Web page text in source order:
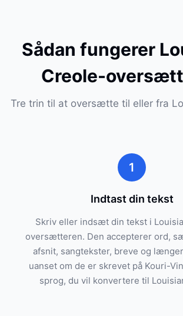
Sådan fungerer
Creole-
Tre trin til at oversætte til eller fra
1
Indtast din tekst
Skriv eller indsæt din tekst i
oversætteren. Den accepterer ord,
afsnit, sangtekster, breve og
uanset om de er skrevet på Kouri-
sprog, du vil konvertere til